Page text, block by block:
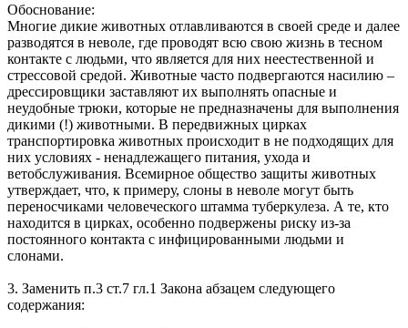
Обоснование:
Многие дикие животных отлавливаются в своей среде и далее
разводятся в неволе, где проводят всю свою жизнь в тесном
контакте с людьми, что является для них неестественной и
стрессовой средой. Животные часто подвергаются насилию –
дрессировщики заставляют их выполнять опасные и
неудобные трюки, которые не предназначены для выполнения
дикими (!) животными. В передвижных цирках
транспортировка животных происходит в не подходящих для
них условиях - ненадлежащего питания, ухода и
ветобслуживания. Всемирное общество защиты животных
утверждает, что, к примеру, слоны в неволе могут быть
переносчиками человеческого штамма туберкулеза. А те, кто
находится в цирках, особенно подвержены риску из-за
постоянного контакта с инфицированными людьми и
слонами.
3. Заменить п.3 ст.7 гл.1 Закона абзацем следующего
содержания: